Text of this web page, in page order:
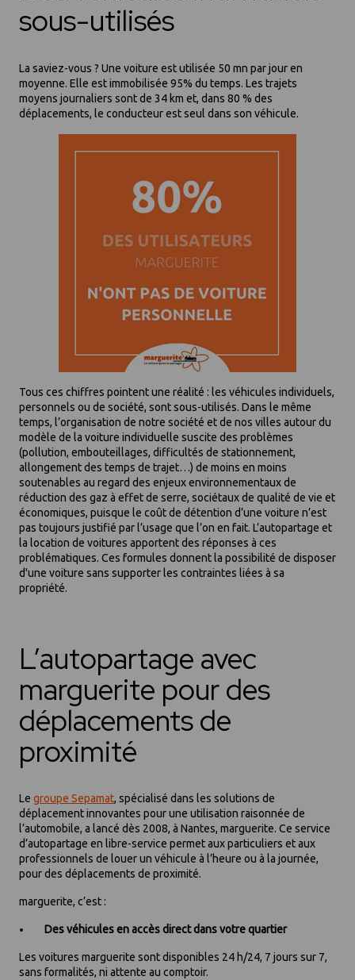
sous-utilisés
La saviez-vous ? Une voiture est utilisée 50 mn par jour en
moyenne. Elle est immobilisée 95% du temps. Les trajets
moyens journaliers sont de 34 km et, dans 80 % des
déplacements, le conducteur est seul dans son véhicule.
Tous ces chiffres pointent une réalité : les véhicules individuels,
personnels ou de société, sont sous-utilisés. Dans le même
temps, l’organisation de notre société et de nos villes autour du
modèle de la voiture individuelle suscite des problèmes
(pollution, embouteillages, difficultés de stationnement,
allongement des temps de trajet…) de moins en moins
soutenables au regard des enjeux environnementaux de
réduction des gaz à effet de serre, sociétaux de qualité de vie et
économiques, puisque le coût de détention d’une voiture n’est
pas toujours justifié par l’usage que l’on en fait. L’autopartage et
la location de voitures apportent des réponses à ces
problématiques. Ces formules donnent la possibilité de disposer
d'une voiture sans supporter les contraintes liées à sa
propriété.
L’autopartage avec
marguerite pour des
déplacements de
proximité
Le groupe Sepamat, spécialisé dans les solutions de
déplacement innovantes pour une utilisation raisonnée de
l’automobile, a lancé dès 2008, à Nantes, marguerite. Ce service
d’autopartage en libre-service permet aux particuliers et aux
professionnels de louer un véhicule à l’heure ou à la journée,
pour des déplacements de proximité.
marguerite, c’est :
Des véhicules en accès direct dans votre quartier
Les voitures marguerite sont disponibles 24 h/24, 7 jours sur 7,
sans formalités, ni attente au comptoir.